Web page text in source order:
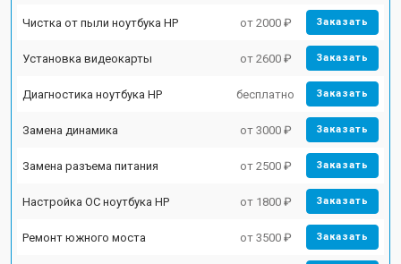
Чистка от пыли ноутбука HP от 2000 ₽ Заказать
Установка видеокарты от 2600 ₽ Заказать
Диагностика ноутбука HP бесплатно Заказать
Замена динамика от 3000 ₽ Заказать
Замена разъема питания от 2500 ₽ Заказать
Настройка ОС ноутбука HP от 1800 ₽ Заказать
Ремонт южного моста от 3500 ₽ Заказать